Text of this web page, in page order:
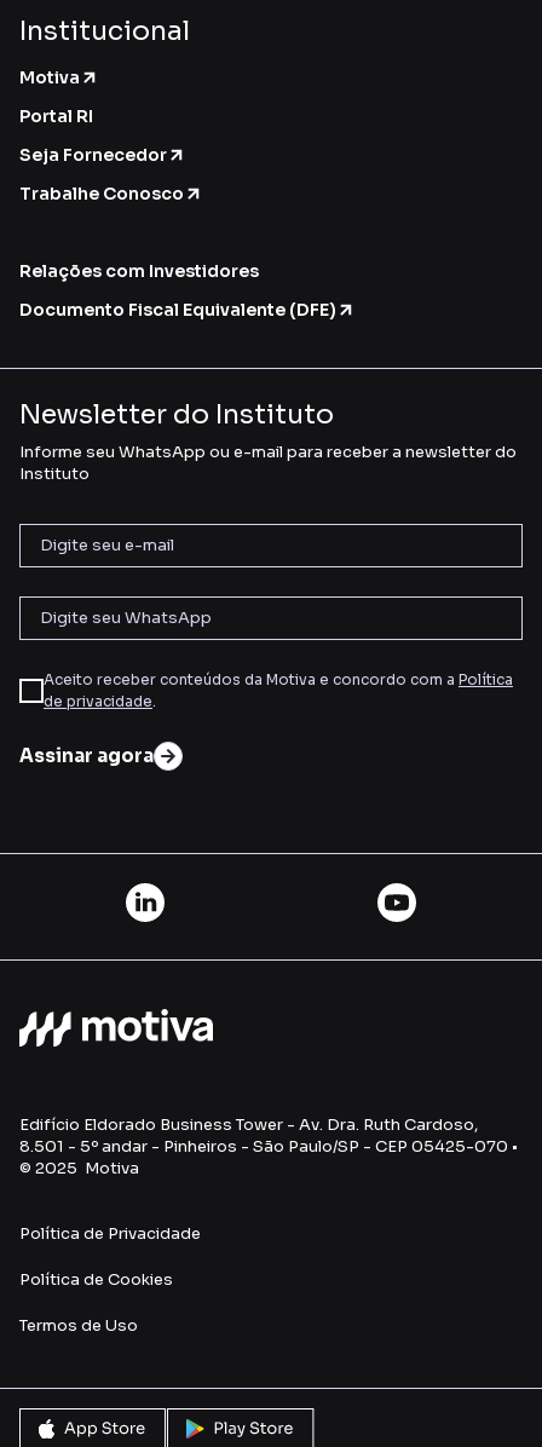
Institucional
Motiva
Portal RI
Seja Fornecedor
Trabalhe Conosco
Relações com Investidores
Documento Fiscal Equivalente (DFE)
Newsletter do Instituto
Informe seu WhatsApp ou e-mail para receber a newsletter do
Instituto
Aceito receber conteúdos da Motiva e concordo com a Política
de privacidade.
Assinar agora
Edifício Eldorado Business Tower - Av. Dra. Ruth Cardoso,
8.501 - 5º andar - Pinheiros - São Paulo/SP - CEP 05425-070 •
© 2025 Motiva
Política de Privacidade
Política de Cookies
Termos de Uso